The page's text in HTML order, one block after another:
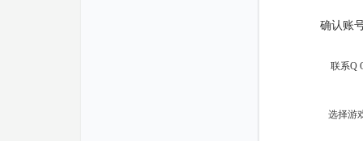
确认账
联系Q
选择游